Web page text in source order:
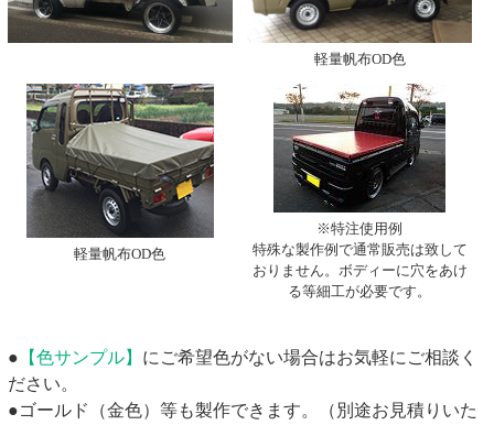
軽量帆布OD色
軽量帆布OD色
※特注使用例
特殊な製作例で通常販売は致して
おりません。ボディーに穴をあけ
る等細工が必要です。
● 【色サンプル】 にご希望色がない場合はお気軽にご相談く
ださい。
●ゴールド（金色）等も製作できます。（別途お見積りいた